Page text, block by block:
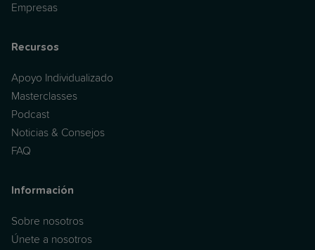
Empresas
Recursos
Apoyo Individualizado
Masterclasses
Podcast
Noticias & Consejos
FAQ
Información
Sobre nosotros
Únete a nosotros